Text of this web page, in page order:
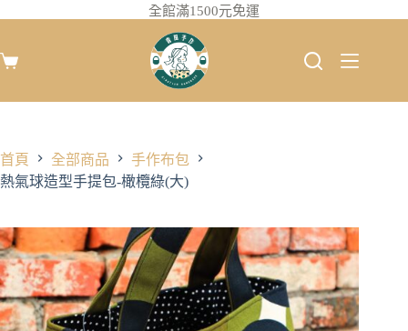
全館滿1500元免運
首頁 全部商品
手作布包
熱氣球造型手提包-橄欖綠(大)